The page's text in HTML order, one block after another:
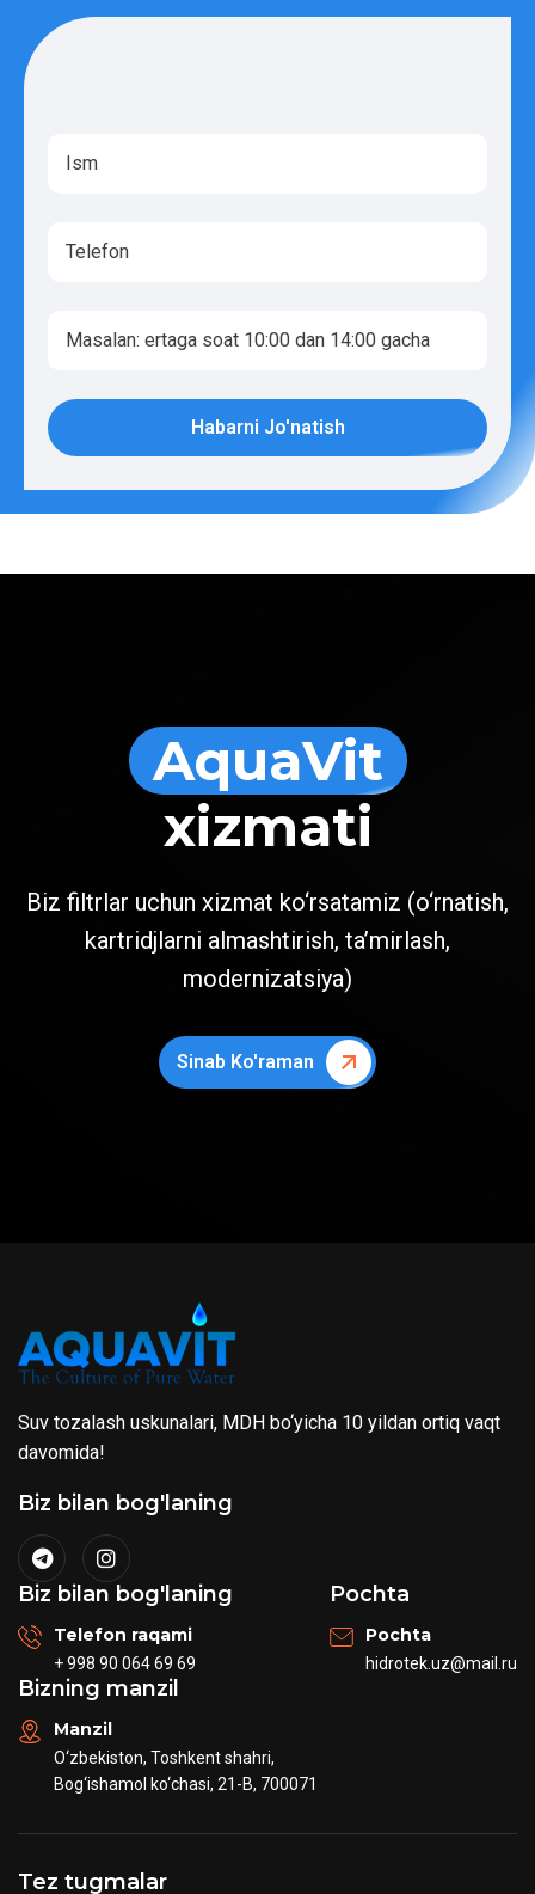
Habarni Jo'natish
AquaVit
xizmati
Biz filtrlar uchun xizmat ko‘rsatamiz (o‘rnatish,
kartridjlarni almashtirish, ta’mirlash,
modernizatsiya)
Sinab Ko'raman
Suv tozalash uskunalari, MDH bo‘yicha 10 yildan ortiq vaqt
davomida!
Biz bilan bog'laning
Biz bilan bog'laning
Telefon raqami
+ 998 90 064 69 69
Pochta
Pochta
hidrotek.uz@mail.ru
Bizning manzil
Manzil
O‘zbekiston, Toshkent shahri,
Bog‘ishamol ko‘chasi, 21-B, 700071
Tez tugmalar